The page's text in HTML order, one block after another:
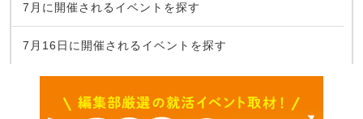
7月に開催されるイベントを探す
7月16日に開催されるイベントを探す